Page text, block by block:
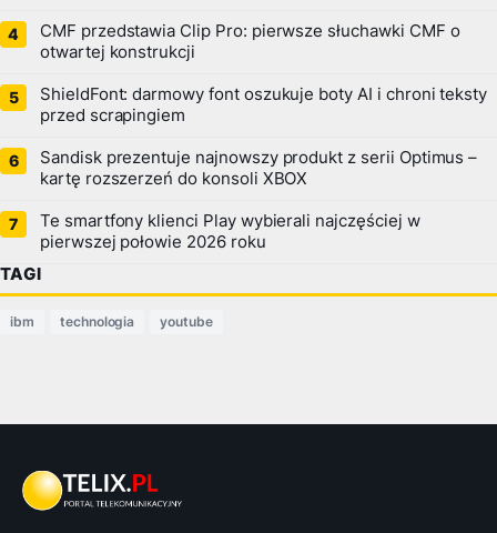
CMF przedstawia Clip Pro: pierwsze słuchawki CMF o
otwartej konstrukcji
ShieldFont: darmowy font oszukuje boty AI i chroni teksty
przed scrapingiem
Sandisk prezentuje najnowszy produkt z serii Optimus –
kartę rozszerzeń do konsoli XBOX
Te smartfony klienci Play wybierali najczęściej w
pierwszej połowie 2026 roku
TAGI
ibm technologia youtube